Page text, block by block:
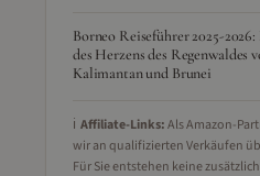
Borneo Reiseführer 2025-
des Herzens des Regenwaldes
Kalimantan und Brunei
ℹ️ Affiliate-Links:Als Amazon-
wir an qualifizierten Verkäufen
Für Sie entstehen keine